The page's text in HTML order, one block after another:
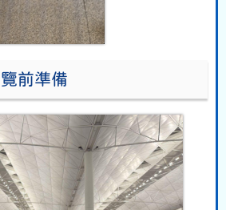
前準備